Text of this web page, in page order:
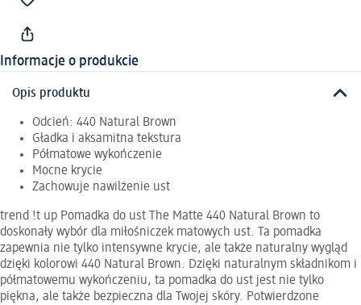
Informacje o produkcie
Opis produktu
Odcień: 440 Natural Brown
Gładka i aksamitna tekstura
Półmatowe wykończenie
Mocne krycie
Zachowuje nawilżenie ust
trend !t up Pomadka do ust The Matte 440 Natural Brown to
doskonały wybór dla miłośniczek matowych ust. Ta pomadka
zapewnia nie tylko intensywne krycie, ale także naturalny wygląd
dzięki kolorowi 440 Natural Brown. Dzięki naturalnym składnikom i
półmatowemu wykończeniu, ta pomadka do ust jest nie tylko
piękna, ale także bezpieczna dla Twojej skóry. Potwierdzone